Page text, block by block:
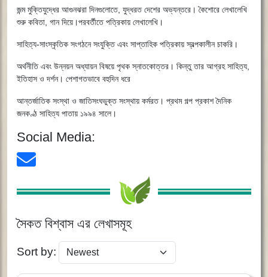
জন্ম মুক্তিযুদ্ধের আগুনঝরা দিনগুলোতে, যুদ্ধরত দেশের অভ্যন্তরে। কৈশোরে লেখালেখি
শুরু কবিতা, গান দিয়ে।পরবর্তীতে পত্রিকায় লেখালেখি।
সাহিত্য-সাংস্কৃতিক সংগঠনে সংযুক্তি এবং সাপ্তাহিক পত্রিকায় স্বল্পকালীন চাকরি।
অর্থনীতি এবং উন্নয়ন অধ্যায়ন বিষয়ে পৃথক স্নাতকোত্তর। কিন্তু তার আগ্রহ সাহিত্য,
ইতিহাস ও দর্শন। পেশাগতভাবে বহুদিন ধরে
আন্তর্জাতিক সংস্থা ও জাতিসংঘভুক্ত সংস্থায় কর্মরত। প্রথম গল্প প্রকাশ দৈনিক
জনকণ্ঠ সাহিত্য পাতায় ১৯৯৪ সালে।
Social Media:
সৈকত বিশ্বাস এর লেখাসমূহ
Sort by: